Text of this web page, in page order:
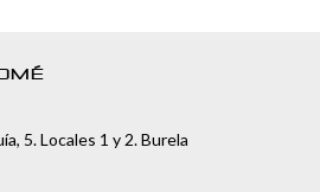
5. Locales 1 y 2. Burela